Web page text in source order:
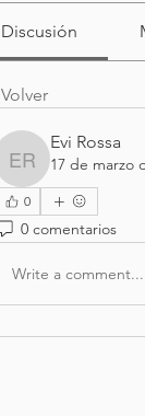
Discusión
Volver
Evi Rossa
Evi Rossa
17 de marzo
0
0 comentarios
Write a comment...